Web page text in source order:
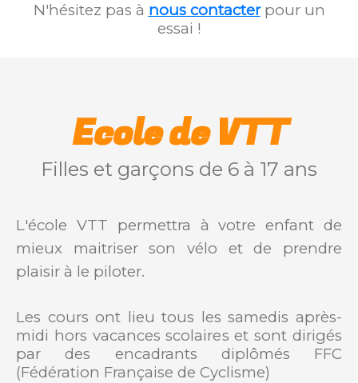
N'hésitez pas à nous contacterpour un
essai !
Ecole de VTT
Filles et garçons de 6 à 17 ans
L'école VTT permettra à votre enfant de
mieux maitriser son vélo et de prendre
plaisir à le piloter.
Les cours ont lieu tous les samedis après-
midi hors vacances scolaires et sont dirigés
par des encadrants diplômés FFC
(Fédération Française de Cyclisme)